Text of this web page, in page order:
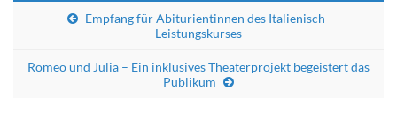
Empfang für Abiturientinnen des Italienisch-
Leistungskurses
Romeo und Julia – Ein inklusives Theaterprojekt begeistert das
Publikum